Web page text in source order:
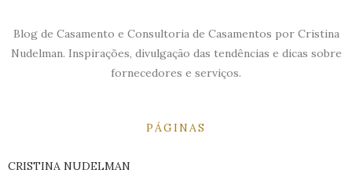
Blog de Casamento e Consultoria de Casamentos por Cristina
Nudelman. Inspirações, divulgação das tendências e dicas sobre
fornecedores e serviços.
PÁGINAS
CRISTINA NUDELMAN